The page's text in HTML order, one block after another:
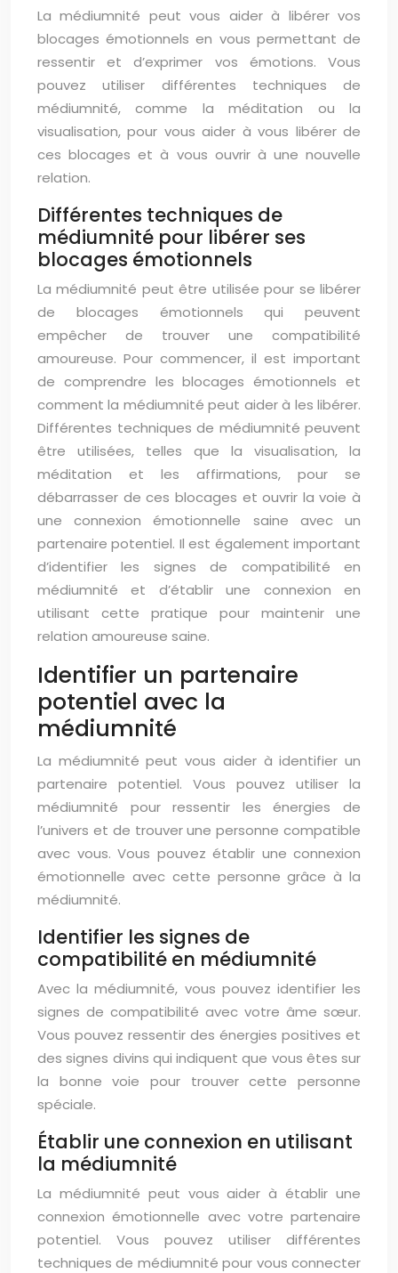
La médiumnité peut vous aider à libérer vos
blocages émotionnels en vous permettant de
ressentir et d’exprimer vos émotions. Vous
pouvez utiliser différentes techniques de
médiumnité, comme la méditation ou la
visualisation, pour vous aider à vous libérer de
ces blocages et à vous ouvrir à une nouvelle
relation.
Différentes techniques de
médiumnité pour libérer ses
blocages émotionnels
La médiumnité peut être utilisée pour se libérer
de blocages émotionnels qui peuvent
empêcher de trouver une compatibilité
amoureuse. Pour commencer, il est important
de comprendre les blocages émotionnels et
comment la médiumnité peut aider à les libérer.
Différentes techniques de médiumnité peuvent
être utilisées, telles que la visualisation, la
méditation et les affirmations, pour se
débarrasser de ces blocages et ouvrir la voie à
une connexion émotionnelle saine avec un
partenaire potentiel. Il est également important
d’identifier les signes de compatibilité en
médiumnité et d’établir une connexion en
utilisant cette pratique pour maintenir une
relation amoureuse saine.
Identifier un partenaire
potentiel avec la
médiumnité
La médiumnité peut vous aider à identifier un
partenaire potentiel. Vous pouvez utiliser la
médiumnité pour ressentir les énergies de
l’univers et de trouver une personne compatible
avec vous. Vous pouvez établir une connexion
émotionnelle avec cette personne grâce à la
médiumnité.
Identifier les signes de
compatibilité en médiumnité
Avec la médiumnité, vous pouvez identifier les
signes de compatibilité avec votre âme sœur.
Vous pouvez ressentir des énergies positives et
des signes divins qui indiquent que vous êtes sur
la bonne voie pour trouver cette personne
spéciale.
Établir une connexion en utilisant
la médiumnité
La médiumnité peut vous aider à établir une
connexion émotionnelle avec votre partenaire
potentiel. Vous pouvez utiliser différentes
techniques de médiumnité pour vous connecter